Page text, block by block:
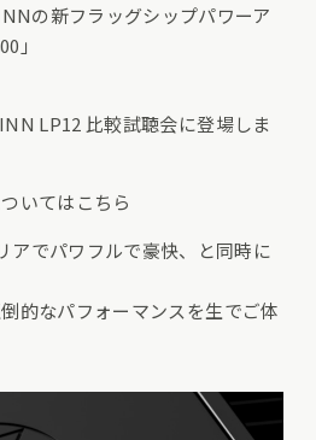
の新フラッグシップパワーア
」
LP12 比較試聴会に登場しま
いてはこちら
アでパワフルで豪快、と同時に
的なパフォーマンスを生でご体